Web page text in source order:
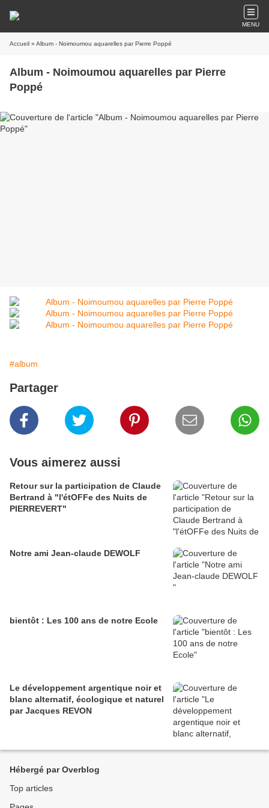
MENU
Accueil » Album - Noimoumou aquarelles par Pierre Poppé
Album - Noimoumou aquarelles par Pierre
Poppé
#album
Partager
Vous aimerez aussi
Retour sur la participation de Claude
Bertrand à "l'étOFFe des Nuits de
PIERREVERT"
Notre ami Jean-claude DEWOLF
bientôt : Les 100 ans de notre Ecole
Le développement argentique noir et
blanc alternatif, écologique et naturel
par Jacques REVON
Hébergé par Overblog
Top articles